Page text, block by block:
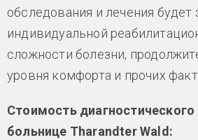
обследования и лечения будет
индивидуальной
сложности болезни,
уровня комфорта и прочих
Стоимость
больнице Tharandter Wald: